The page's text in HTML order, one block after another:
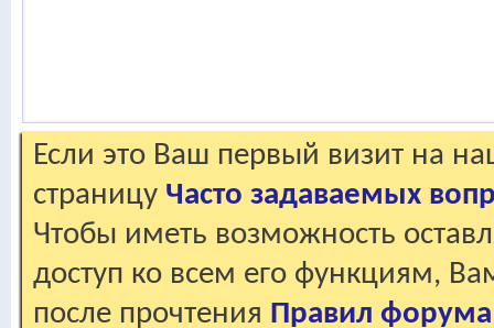
Если это Ваш первый визит на
страницу Часто задаваемых
Чтобы иметь возможность
доступ ко всем его функциям,
после прочтения Правил форума